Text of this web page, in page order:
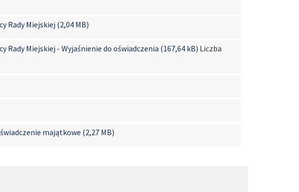
Rady Miejskiej (2,04 MB)
Rady Miejskiej - Wyjaśnienie do oświadczenia (167,64 kB) Liczba
majątkowe (2,27 MB)